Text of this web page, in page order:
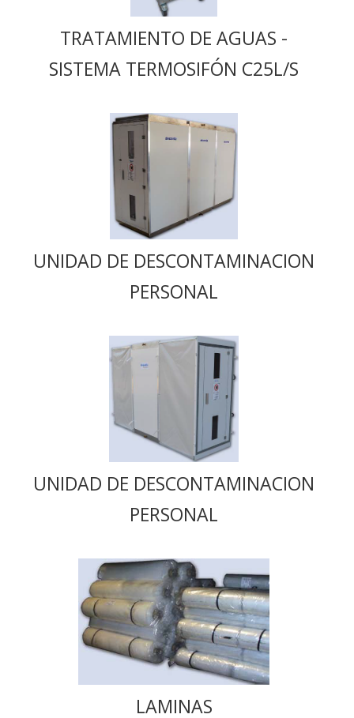
TRATAMIENTO DE AGUAS -
SISTEMA TERMOSIFÓN C25L/S
UNIDAD DE DESCONTAMINACION
PERSONAL
UNIDAD DE DESCONTAMINACION
PERSONAL
LAMINAS